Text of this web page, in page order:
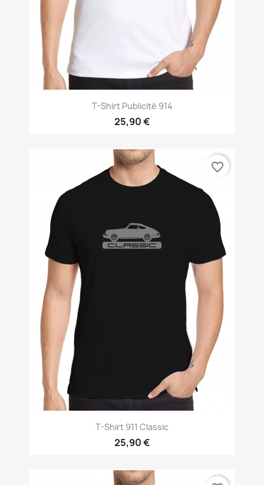
T-Shirt Publicité 914
25,90 €
T-Shirt 911 Classic
25,90 €
favorite_border